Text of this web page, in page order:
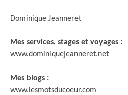
Dominique Jeanneret
Mes services, stages et voyages :
www.dominiquejeanneret.net
Mes blogs :
www.lesmotsducoeur.com